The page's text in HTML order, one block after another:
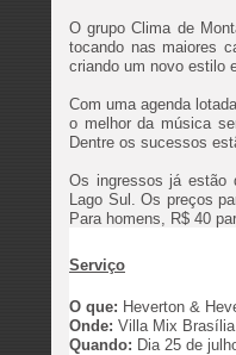
O grupo Clima de
tocando nas maiores
criando um novo estilo
Com uma agenda
o melhor da música
Dentre os sucessos
Os ingressos já estão
Lago Sul. Os preços
Para homens, R$ 40
Serviço
O que: Heverton &
Onde: Villa Mix
Quando: Dia 25 de